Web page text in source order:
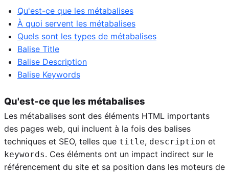
Qu'est-ce que les métabalises
À quoi servent les métabalises
Quels sont les types de métabalises
Balise Title
Balise Description
Balise Keywords
Qu'est-ce que les métabalises
Les métabalises sont des éléments HTML importants
des pages web, qui incluent à la fois des balises
techniques et SEO, telles que title, description et
keywords. Ces éléments ont un impact indirect sur le
référencement du site et sa position dans les moteurs de